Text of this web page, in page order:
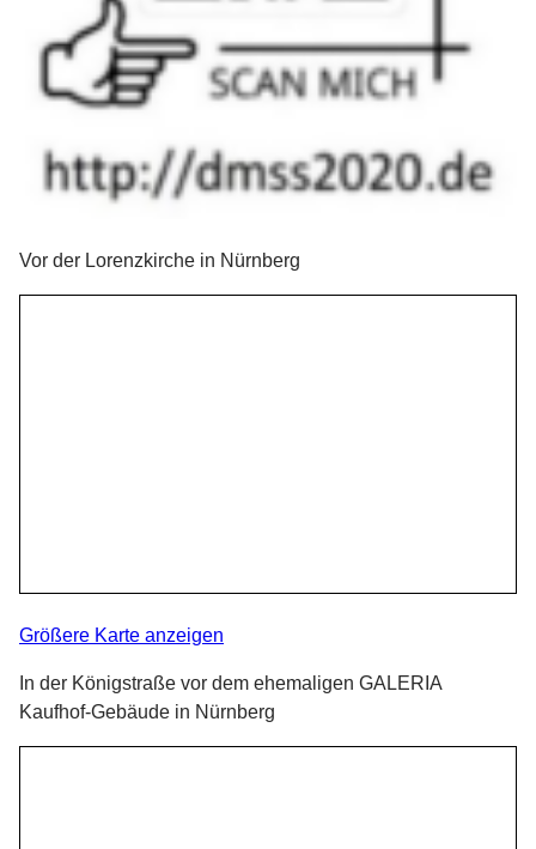
Vor der Lorenzkirche in Nürnberg
Größere Karte anzeigen
In der Königstraße vor dem ehemaligen GALERIA
Kaufhof-Gebäude in Nürnberg